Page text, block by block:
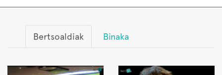
Bertsoaldiak Binaka